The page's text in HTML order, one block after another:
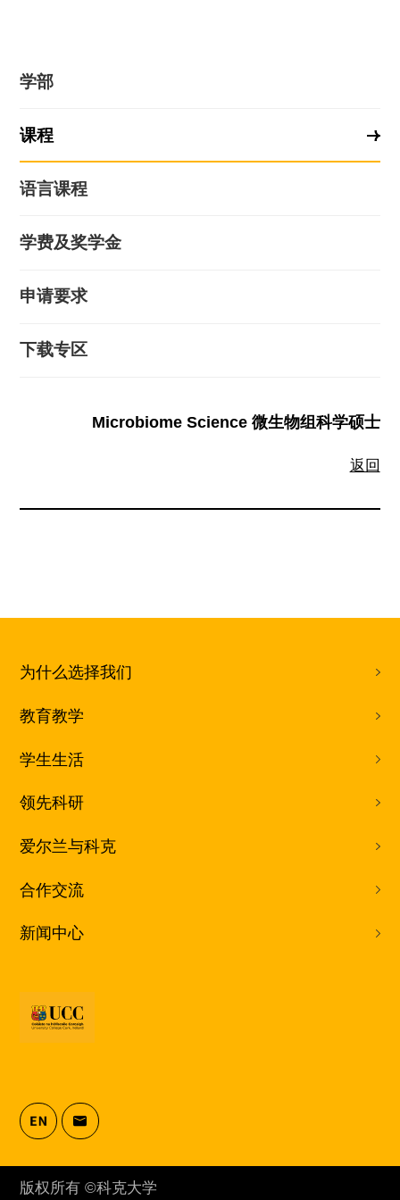
学部
课程
语言课程
学费及奖学金
申请要求
下载专区
Microbiome Science 微生物组科学硕士
返回
为什么选择我们
教育教学
学生生活
领先科研
爱尔兰与科克
合作交流
新闻中心
版权所有 ©科克大学